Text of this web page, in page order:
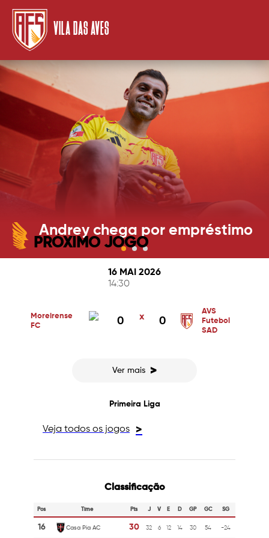
VILA DAS AVES
Andrey chega por empréstimo
PRÓXIMO JOGO
16 MAI 2026
14:30
Moreirense
FC
0 x 0
AVS
Futebol
SAD
Ver mais >
Primeira Liga
Veja todos os jogos >
Classificação
Pos Time Pts J V E D GP GC SG
16 Casa Pia AC 30 32 6 12 14 30 54 -24